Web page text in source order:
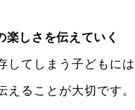
しさを伝えていく
してしまう子どもに
えることが大切です